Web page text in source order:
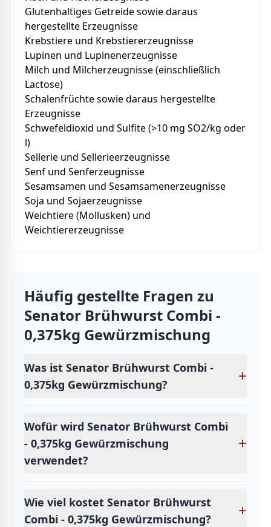
Glutenhaltiges Getreide sowie daraus
hergestellte Erzeugnisse
Krebstiere und Krebstiererzeugnisse
Lupinen und Lupinenerzeugnisse
Milch und Milcherzeugnisse (einschließlich
Lactose)
Schalenfrüchte sowie daraus hergestellte
Erzeugnisse
Schwefeldioxid und Sulfite (>10 mg SO2/kg oder
l)
Sellerie und Sellerieerzeugnisse
Senf und Senferzeugnisse
Sesamsamen und Sesamsamenerzeugnisse
Soja und Sojaerzeugnisse
Weichtiere (Mollusken) und
Weichtiererzeugnisse
Häufig gestellte Fragen zu
Senator Brühwurst Combi -
0,375kg Gewürzmischung
Was ist Senator Brühwurst Combi -
0,375kg Gewürzmischung?
+
Wofür wird Senator Brühwurst Combi
- 0,375kg Gewürzmischung
verwendet?
+
Wie viel kostet Senator Brühwurst
Combi - 0,375kg Gewürzmischung?
+